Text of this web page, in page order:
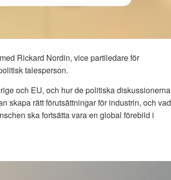
Rickard Nordin, vice partiledare för
talesperson.
och EU, och hur de politiska diskussionerna
skapa rätt förutsättningar för industrin, och vad
ska fortsätta vara en global förebild i